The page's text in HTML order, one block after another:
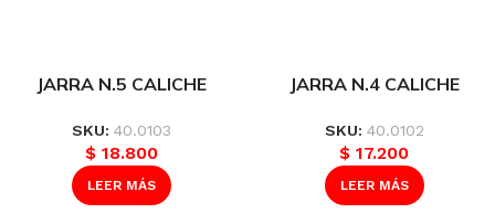
JARRA N.5 CALICHE
SKU: 40.0103
$18.800
LEER MÁS
JARRA N.4 CALICHE
SKU: 40.0102
$ 17.200
LEER MÁS